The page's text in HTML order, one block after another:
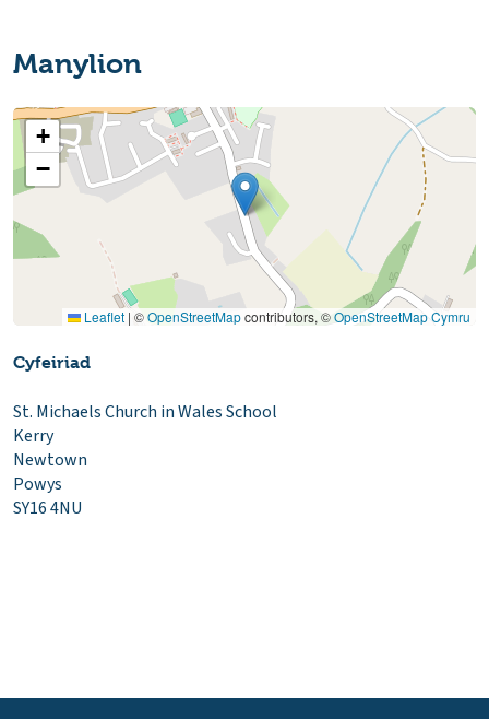
Manylion
+
−
Leaflet | ©OpenStreetMapcontributors, ©OpenStreetMap Cymru
Cyfeiriad
St. Michaels Church in Wales School
Kerry
Newtown
Powys
SY16 4NU